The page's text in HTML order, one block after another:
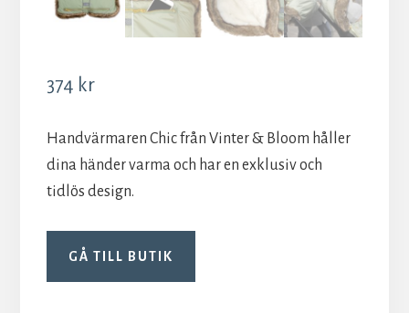
374 kr
Handvärmaren Chic från Vinter & Bloom håller
dina händer varma och har en exklusiv och
tidlös design.
GÅ TILL BUTIK